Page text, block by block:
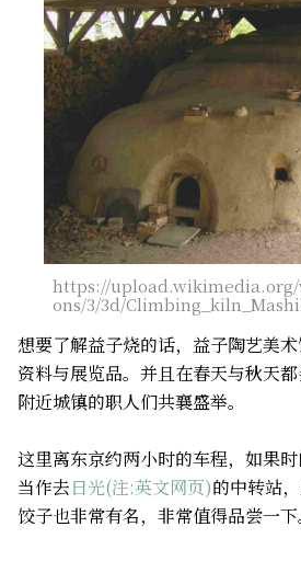
https://
ons/3/3d/
想要了解益子烧的话，益子陶艺美
资料与展览品。并且在春天与秋天
附近城镇的职人们共襄盛举。
这里离东京约两小时的车程，如果
当作去日光(注:英文网页)的中转站
饺子也非常有名，非常值得品尝一下